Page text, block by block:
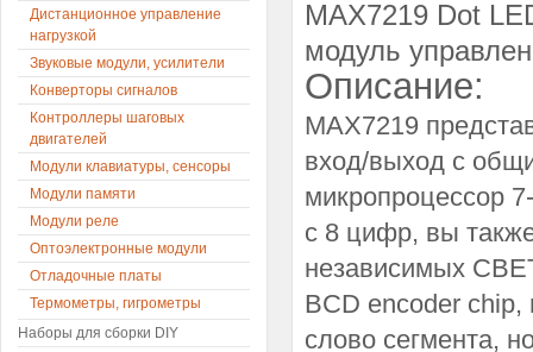
MAX7219 Dot
модуль
Описание:
MAX7219
вход/выход с
микропроцессор
с 8 цифр, вы
независимых
BCD encoder chip,
слово сегмента,
Дистанционное управление
нагрузкой
Звуковые модули, усилители
Конверторы сигналов
Контроллеры шаговых
двигателей
Модули клавиатуры, сенсоры
Модули памяти
Модули реле
Оптоэлектронные модули
Отладочные платы
Термометры, гигрометры
Наборы для сборки DIY